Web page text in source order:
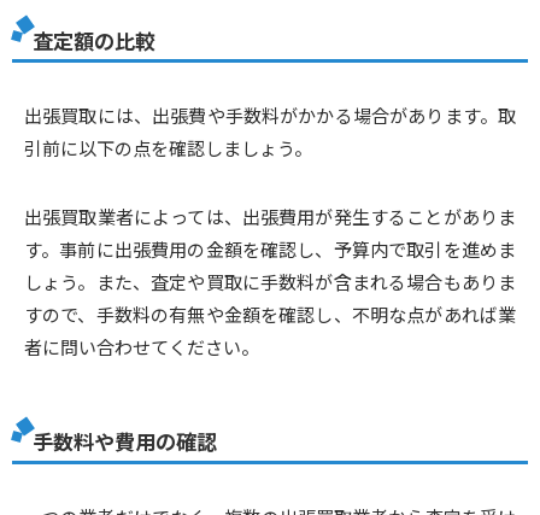
査定額の比較
出張買取には、出張費や手数料がかかる場合があります。取
引前に以下の点を確認しましょう。
出張買取業者によっては、出張費用が発生することがありま
す。事前に出張費用の金額を確認し、予算内で取引を進めま
しょう。また、査定や買取に手数料が含まれる場合もありま
すので、手数料の有無や金額を確認し、不明な点があれば業
者に問い合わせてください。
手数料や費用の確認